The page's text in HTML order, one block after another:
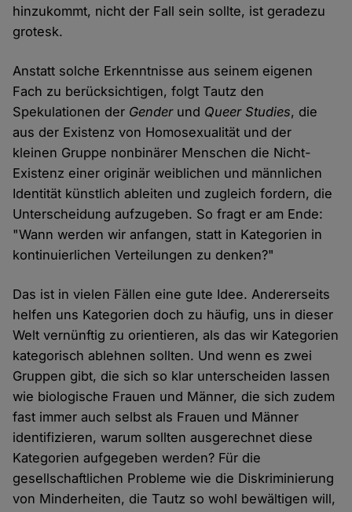
hinzukommt, nicht der Fall sein sollte, ist geradezu
grotesk.
Anstatt solche Erkenntnisse aus seinem eigenen
Fach zu berücksichtigen, folgt Tautz den
Spekulationen der Genderund Queer Studies, die
aus der Existenz von Homosexualität und der
kleinen Gruppe nonbinärer Menschen die Nicht-
Existenz einer originär weiblichen und männlichen
Identität künstlich ableiten und zugleich fordern, die
Unterscheidung aufzugeben. So fragt er am Ende:
"Wann werden wir anfangen, statt in Kategorien in
kontinuierlichen Verteilungen zu denken?"
Das ist in vielen Fällen eine gute Idee. Andererseits
helfen uns Kategorien doch zu häufig, uns in dieser
Welt vernünftig zu orientieren, als das wir Kategorien
kategorisch ablehnen sollten. Und wenn es zwei
Gruppen gibt, die sich so klar unterscheiden lassen
wie biologische Frauen und Männer, die sich zudem
fast immer auch selbst als Frauen und Männer
identifizieren, warum sollten ausgerechnet diese
Kategorien aufgegeben werden? Für die
gesellschaftlichen Probleme wie die Diskriminierung
von Minderheiten, die Tautz so wohl bewältigen will,